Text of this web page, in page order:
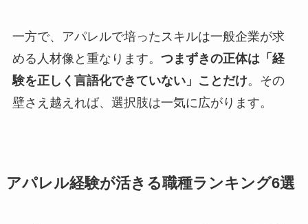
一方で、アパレルで培ったスキルは一般企業が求
める人材像と重なります。 つまずきの正体は「経
験を正しく言語化できていない」ことだけ。その
壁さえ越えれば、選択肢は一気に広がります。
アパレル経験が活きる職種ランキング6選